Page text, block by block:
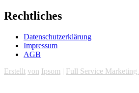
Rechtliches
Datenschutzerklärung
Impressum
AGB
Erstellt von Ipsom | Full Service Marketing